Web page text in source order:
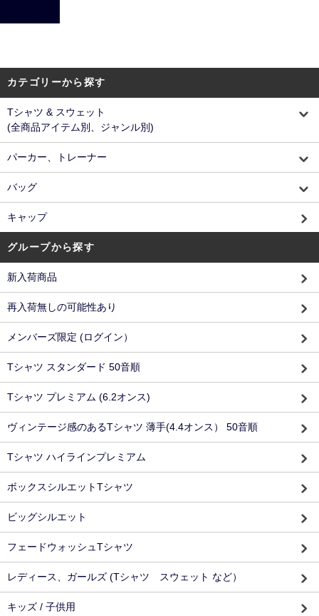
カテゴリーから探す
Tシャツ & スウェット
(全商品アイテム別、ジャンル別)
パーカー、トレーナー
バッグ
キャップ
グループから探す
新入荷商品
再入荷無しの可能性あり
メンバーズ限定 (ログイン）
Tシャツ スタンダード 50音順
Tシャツ プレミアム (6.2オンス)
ヴィンテージ感のあるTシャツ 薄手(4.4オンス） 50音順
Tシャツ ハイラインプレミアム
ボックスシルエットTシャツ
ビッグシルエット
フェードウォッシュTシャツ
レディース、ガールズ (Tシャツ スウェット など）
キッズ / 子供用